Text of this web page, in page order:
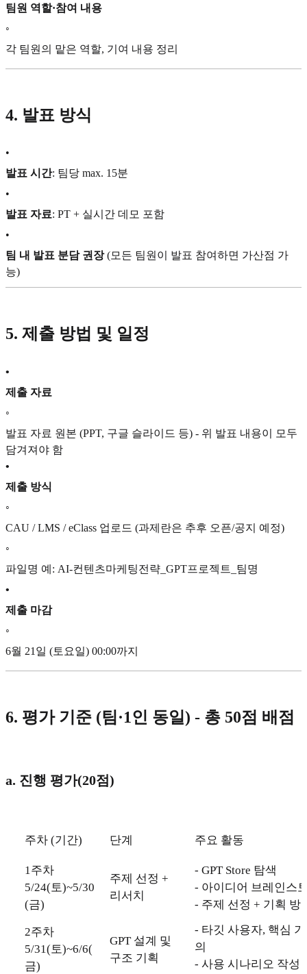
팀원 역할·참여 내용
◦
각 팀원의 맡은 역할, 기여 내용 정리
4. 발표 방식
•
발표 시간: 팀당 max. 15분
•
발표 자료: PT + 실시간 데모 포함
•
팀 내 발표 분담 권장(모든 팀원이 발표 참여하면 가산점 가
능)
5. 제출 방법 및 일정
•
제출 자료
◦
발표 자료 원본 (PPT, 구글 슬라이드 등) - 위 발표 내용이 모두
담겨져야 함
•
제출 방식
◦
CAU / LMS / eClass 업로드 (과제란은 추후 오픈/공지 예정)
◦
파일명 예: AI-컨텐츠마케팅전략_GPT프로젝트_팀명
•
제출 마감
◦
6월 21일 (토요일) 00:00까지
6. 평가 기준 (팀·1인 동일) - 총 50점 배점
a. 진행 평가(20점)
주차 (기간) 단계 주요 활동
1주차
5/24(토)~5/30
(금)
주제 선정 +
리서치
- GPT Store 탐색
- 아이디어 브레인스
- 주제 선정 + 기획 방
2주차
5/31(토)~6/6(
금)
GPT 설계 및
구조 기획
- 타깃 사용자, 핵심
의
- 사용 시나리오 작성